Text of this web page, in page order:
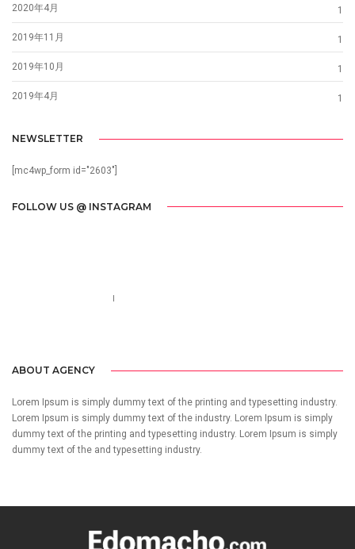
2020年4月 1
2019年11月 1
2019年10月 1
2019年4月 1
NEWSLETTER
[mc4wp_form id="2603"]
FOLLOW US @ INSTAGRAM
ABOUT AGENCY
Lorem Ipsum is simply dummy text of the printing and typesetting industry.
Lorem Ipsum is simply dummy text of the industry. Lorem Ipsum is simply
dummy text of the printing and typesetting industry. Lorem Ipsum is simply
dummy text of the and typesetting industry.